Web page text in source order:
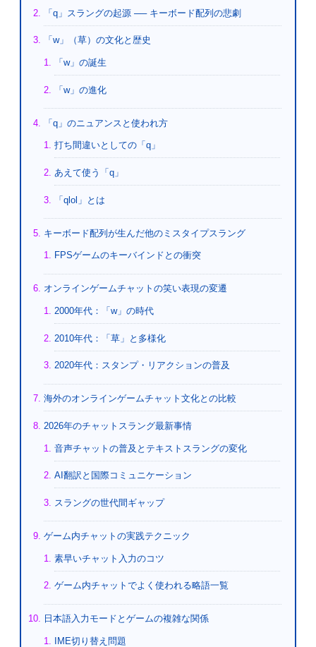
「q」スラングの起源 ── キーボード配列の悲劇
「w」（草）の文化と歴史
「w」の誕生
「w」の進化
「q」のニュアンスと使われ方
打ち間違いとしての「q」
あえて使う「q」
「qlol」とは
キーボード配列が生んだ他のミスタイプスラング
FPSゲームのキーバインドとの衝突
オンラインゲームチャットの笑い表現の変遷
2000年代：「w」の時代
2010年代：「草」と多様化
2020年代：スタンプ・リアクションの普及
海外のオンラインゲームチャット文化との比較
2026年のチャットスラング最新事情
音声チャットの普及とテキストスラングの変化
AI翻訳と国際コミュニケーション
スラングの世代間ギャップ
ゲーム内チャットの実践テクニック
素早いチャット入力のコツ
ゲーム内チャットでよく使われる略語一覧
日本語入力モードとゲームの複雑な関係
IME切り替え問題